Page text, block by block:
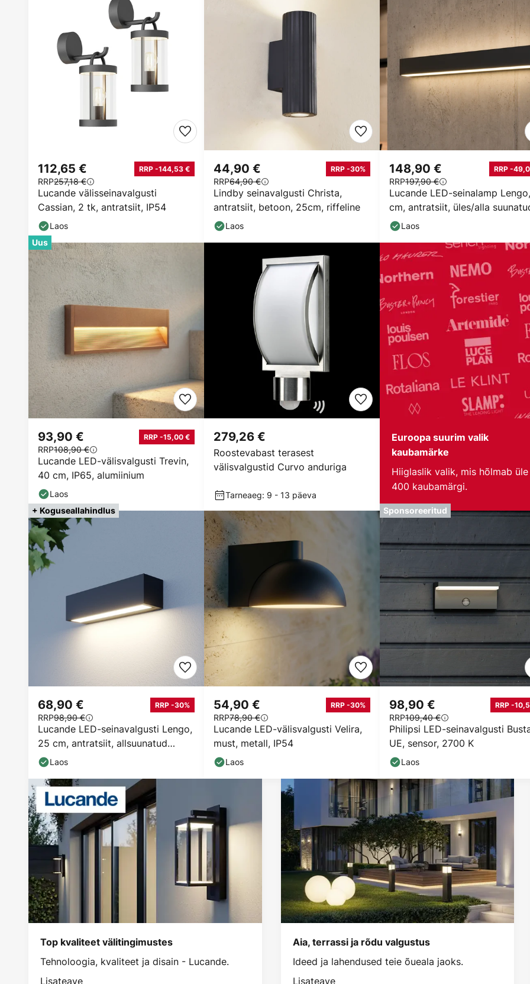
Lucande välisseinavalgusti
Cassian, 2 tk, antratsiit, IP54
112,65 € RRP -144,53 €
RRP257,18 €
Laos
Lindby seinavalgusti Christa,
antratsiit, betoon, 25cm, riffeline
44,90 € RRP -30%
RRP64,90 €
Laos
Lucande LED-seinalamp
cm, antratsiit, üles/alla
valgus, 3000
148,90 € RRP -
RRP197,90 €
Laos
Uus
Lucande LED-välisvalgusti Trevin,
40 cm, IP65, alumiinium
93,90 € RRP -15,00 €
RRP108,90 €
Laos
Roostevabast terasest
välisvalgustid Curvo anduriga
279,26 €
Tarneaeg: 9 - 13 päeva
Euroopa suurim valik
kaubamärke
Hiiglaslik valik, mis hõlmab üle
400 kaubamärgi.
+ Koguseallahindlus
Lucande LED-seinavalgusti Lengo,
25 cm, antratsiit, allsuunatud
valgus, 3000 K
68,90 € RRP -30%
RRP98,90 €
Laos
Lucande LED-välisvalgusti Velira,
must, metall, IP54
54,90 € RRP -30%
RRP78,90 €
Laos
Sponsoreeritud
Philipsi LED-seinavalgusti
UE, sensor, 2700 K
98,90 € RRP -
RRP109,40 €
Laos
Top kvaliteet välitingimustes
Tehnoloogia, kvaliteet ja disain - Lucande.
Lisateave
Aia, terrassi ja rõdu valgustus
Ideed ja lahendused teie õueala jaoks.
Lisateave